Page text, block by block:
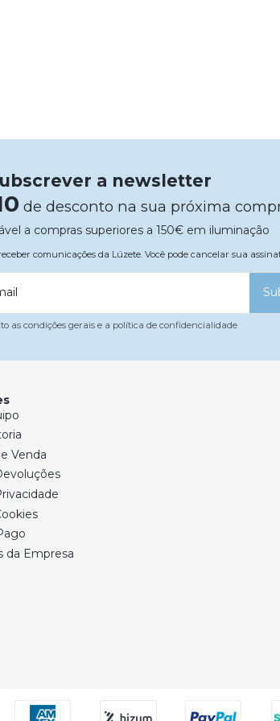
a newsletter
de desconto na sua próxima
a compras superiores a 150€ em iluminação
comunicações da Lúzete. Você pode cancelar sua
as condições gerais e a política de confidencialidade
Venda
da Empresa